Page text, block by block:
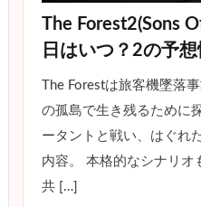
The Forest2(Sons
日はいつ？2の予
The Forestは旅客機墜落
の孤島で生き残るために
ータントと戦い、はぐれ
内容。 本格的なシナリオ
共 […]